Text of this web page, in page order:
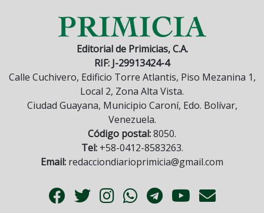
Editorial de Primicias, C.A.
RIF: J-29913424-4
Calle Cuchivero, Edificio Torre Atlantis, Piso Mezanina 1,
Local 2, Zona Alta Vista.
Ciudad Guayana, Municipio Caroní, Edo. Bolívar,
Venezuela.
Código postal:8050.
Tel:+58-0412-8583263.
Email: redacciondiarioprimicia@gmail.com